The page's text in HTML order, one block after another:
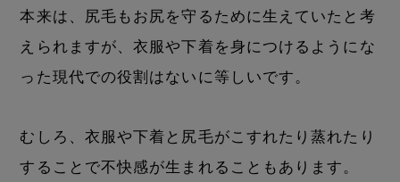
本来は、尻毛もお尻を守るために生えていたと考
えられますが、衣服や下着を身につけるようにな
った現代での役割はないに等しいです。
むしろ、衣服や下着と尻毛がこすれたり蒸れたり
することで不快感が生まれることもあります。